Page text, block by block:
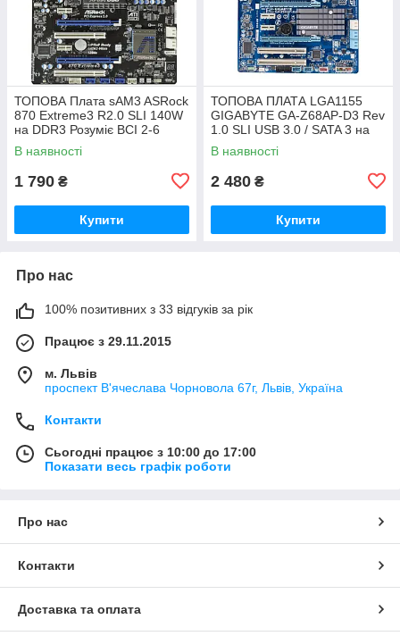
ТОПОВА Плата sAM3 ASRock
870 Extreme3 R2.0 SLI 140W
на DDR3 Розуміє ВСІ 2-6
ЯДЕРН ПРОЦИ + SATA III,
USB 3.0
В наявності
1 790 ₴
Купити
ТОПОВА ПЛАТА LGA1155
GIGABYTE GA-Z68AP-D3 Rev
1.0 SLI USB 3.0 / SATA 3 на
Z68 чіпсеті з ГАРАНТІЄЮ
В наявності
2 480 ₴
Купити
Про нас
100% позитивних з 33 відгуків за рік
Працює з 29.11.2015
м. Львів
проспект В'ячеслава Чорновола 67г, Львів, Україна
Контакти
Сьогодні працює з 10:00 до 17:00
Показати весь графік роботи
Про нас
Контакти
Доставка та оплата